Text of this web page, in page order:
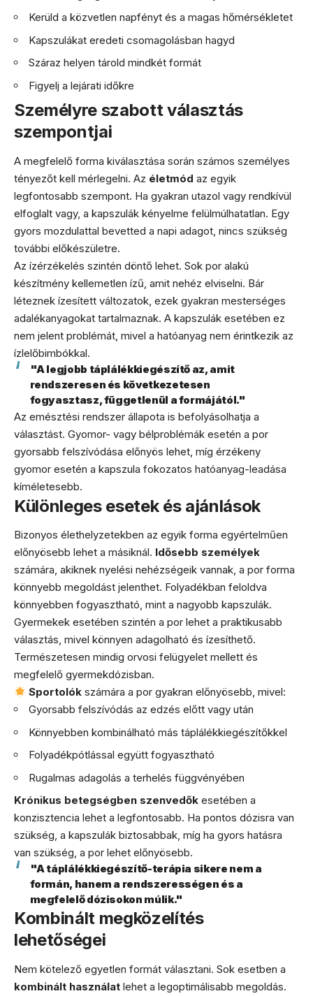
Kerüld a közvetlen napfényt és a magas hőmérsékletet
Kapszulákat eredeti csomagolásban hagyd
Száraz helyen tárold mindkét formát
Figyelj a lejárati időkre
Személyre szabott választás
szempontjai
A megfelelő forma kiválasztása során számos személyes
tényezőt kell mérlegelni. Az életmód az egyik
legfontosabb szempont. Ha gyakran utazol vagy rendkívül
elfoglalt vagy, a kapszulák kényelme felülmúlhatatlan. Egy
gyors mozdulattal bevetted a napi adagot, nincs szükség
további előkészületre.
Az ízérzékelés szintén döntő lehet. Sok por alakú
készítmény kellemetlen ízű, amit nehéz elviselni. Bár
léteznek ízesített változatok, ezek gyakran mesterséges
adalékanyagokat tartalmaznak. A kapszulák esetében ez
nem jelent problémát, mivel a hatóanyag nem érintkezik az
ízlelőbimbókkal.
"A legjobb táplálékkiegészítő az, amit
rendszeresen és következetesen
fogyasztasz, függetlenül a formájától."
Az emésztési rendszer állapota is befolyásolhatja a
választást. Gyomor- vagy bélproblémák esetén a por
gyorsabb felszívódása előnyös lehet, míg érzékeny
gyomor esetén a kapszula fokozatos hatóanyag-leadása
kíméletesebb.
Különleges esetek és ajánlások
Bizonyos élethelyzetekben az egyik forma egyértelműen
előnyösebb lehet a másiknál. Idősebb személyek
számára, akiknek nyelési nehézségeik vannak, a por forma
könnyebb megoldást jelenthet. Folyadékban feloldva
könnyebben fogyasztható, mint a nagyobb kapszulák.
Gyermekek esetében szintén a por lehet a praktikusabb
választás, mivel könnyen adagolható és ízesíthető.
Természetesen mindig orvosi felügyelet mellett és
megfelelő gyermekdózisban.
Sportolók számára a por gyakran előnyösebb, mivel:
Gyorsabb felszívódás az edzés előtt vagy után
Könnyebben kombinálható más táplálékkiegészítőkkel
Folyadékpótlással együtt fogyasztható
Rugalmas adagolás a terhelés függvényében
Krónikus betegségben szenvedők esetében a
konzisztencia lehet a legfontosabb. Ha pontos dózisra van
szükség, a kapszulák biztosabbak, míg ha gyors hatásra
van szükség, a por lehet előnyösebb.
"A táplálékkiegészítő-terápia sikere nem a
formán, hanem a rendszerességen és a
megfelelő dózisokon múlik."
Kombinált megközelítés
lehetőségei
Nem kötelező egyetlen formát választani. Sok esetben a
kombinált használat lehet a legoptimálisabb megoldás.